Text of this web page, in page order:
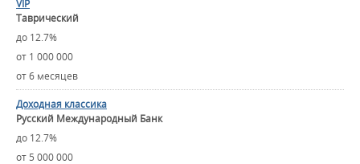
VIP
Таврический
до 12.7%
от 1 000 000
от 6 месяцев
Доходная классика
Русский Международный Банк
до 12.7%
от 5 000 000